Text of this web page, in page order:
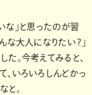
な」と思ったのが習
大人になりたい？」
。今考えてみると、
いろいろしんどかっ
と。